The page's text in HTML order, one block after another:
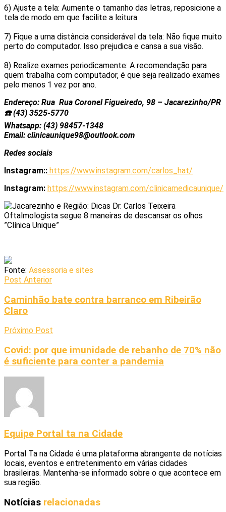
6) Ajuste a tela: Aumente o tamanho das letras, reposicione a
tela de modo em que facilite a leitura.
7) Fique a uma distância considerável da tela: Não fique muito
perto do computador. Isso prejudica e cansa a sua visão.
8) Realize exames periodicamente: A recomendação para
quem trabalha com computador, é que seja realizado exames
pelo menos 1 vez por ano.
Endereço: Rua Rua Coronel Figueiredo, 98 – Jacarezinho/PR
☎️ (43) 3525-5770
Whatsapp: (43) 98457-1348
Email: clinicaunique98@outlook.com
Redes sociais
Instagram:: https://www.instagram.com/carlos_hat/
Instagram: https://www.instagram.com/clinicamedicaunique/
Fonte: Assessoria e sites
Post Anterior
Caminhão bate contra barranco em Ribeirão
Claro
Próximo Post
Covid: por que imunidade de rebanho de 70% não
é suficiente para conter a pandemia
Equipe Portal ta na Cidade
Portal Ta na Cidade é uma plataforma abrangente de notícias
locais, eventos e entretenimento em várias cidades
brasileiras. Mantenha-se informado sobre o que acontece em
sua região.
Notícias relacionadas